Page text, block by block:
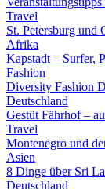
Travel
St. Petersburg und
Afrika
Kapstadt – Surfer,
Fashion
Diversity Fashion
Deutschland
Gestüt Fährhof –
Travel
Montenegro und
Asien
8 Dinge über Sri
Deutschland